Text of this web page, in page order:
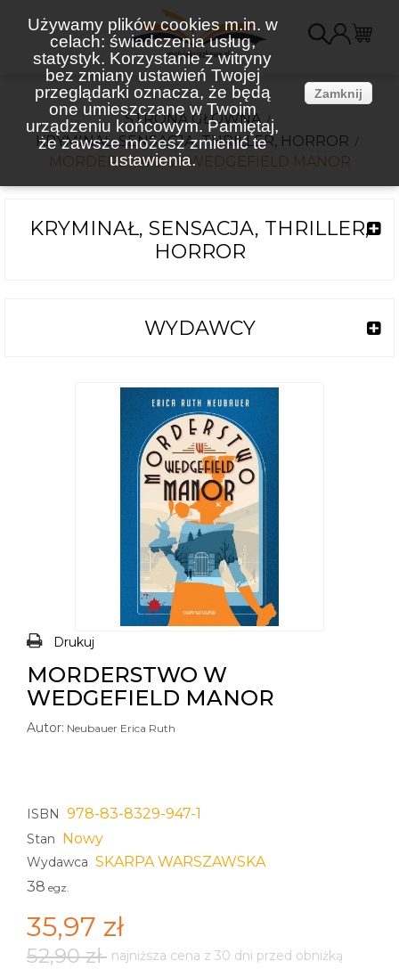
Używamy plików cookies m.in. w
celach: świadczenia usług,
statystyk. Korzystanie z witryny
bez zmiany ustawień Twojej
przeglądarki oznacza, że będą
one umieszczane w Twoim
urządzeniu końcowym. Pamiętaj,
że zawsze możesz zmienić te
ustawienia.
Zamknij
STRONA GŁÓWNA
KRYMINAŁ, SENSACJA, THRILLER, HORROR
MORDERSTWO W WEDGEFIELD MANOR
KRYMINAŁ, SENSACJA, THRILLER,
HORROR
WYDAWCY
Drukuj
MORDERSTWO W
WEDGEFIELD MANOR
Autor: Neubauer Erica Ruth
ISBN 978-83-8329-947-1
Stan Nowy
Wydawca SKARPA WARSZAWSKA
38 egz.
35,97 zł
52,90 zł najniższa cena z 30 dni przed obniżką